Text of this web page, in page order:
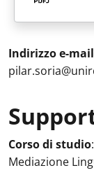
Indirizzo e-mail
Attività in aula:
Corso di studio:
Mediazione